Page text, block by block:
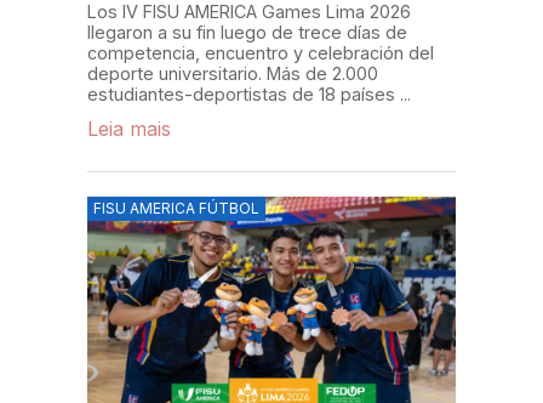
Los IV FISU AMERICA Games Lima 2026
llegaron a su fin luego de trece días de
competencia, encuentro y celebración del
deporte universitario. Más de 2.000
estudiantes-deportistas de 18 países ...
Leia mais
FISU AMERICA FÚTBOL